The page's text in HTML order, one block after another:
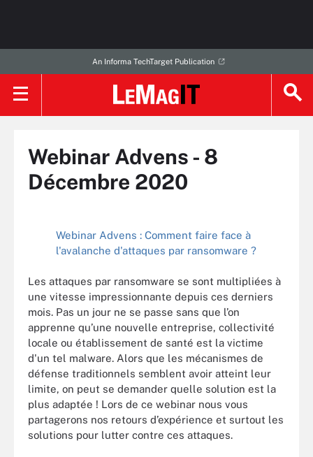
An Informa TechTarget Publication
Webinar Advens - 8
Décembre 2020
Webinar Advens : Comment faire face à
l'avalanche d'attaques par ransomware ?
Les attaques par ransomware se sont multipliées à
une vitesse impressionnante depuis ces derniers
mois. Pas un jour ne se passe sans que l’on
apprenne qu’une nouvelle entreprise, collectivité
locale ou établissement de santé est la victime
d'un tel malware. Alors que les mécanismes de
défense traditionnels semblent avoir atteint leur
limite, on peut se demander quelle solution est la
plus adaptée ! Lors de ce webinar nous vous
partagerons nos retours d’expérience et surtout les
solutions pour lutter contre ces attaques.